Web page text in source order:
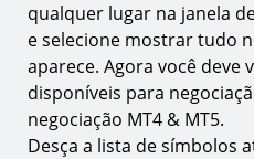
qualquer lugar na janela
e selecione mostrar tudo
aparece. Agora você deve
disponíveis para
negociação MT4 & MT5.
Desça a lista de símbolos